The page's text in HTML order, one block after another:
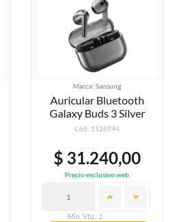
Marca: Sansung
Auricular Bluetooth
Galaxy Buds 3 Silver
Cód: 1126794
$ 31.240,00
Precio exclusivo web
Min. Vta.: 1